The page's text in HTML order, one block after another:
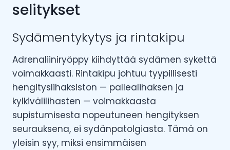
selitykset
Sydämentykytys ja rintakipu
Adrenaliiniryöppy kiihdyttää sydämen sykettä
voimakkaasti. Rintakipu johtuu tyypillisesti
hengityslihaksiston — pallealihaksen ja
kylkivälilihasten — voimakkaasta
supistumisesta nopeutuneen hengityksen
seurauksena, ei sydänpatolgiasta. Tämä on
yleisin syy, miksi ensimmäisen